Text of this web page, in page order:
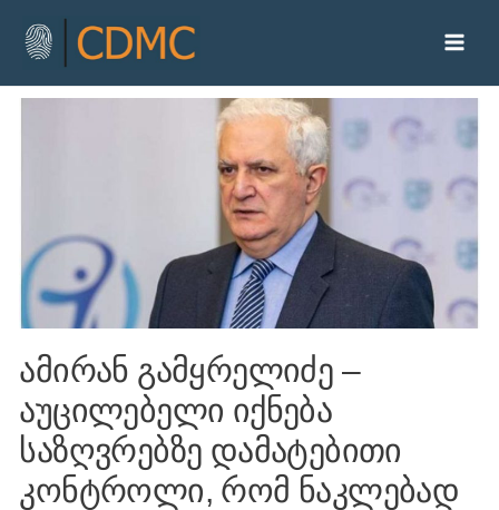
ამირან გამყრელიძე –
აუცილებელი იქნება
საზღვრებზე დამატებითი
კონტროლი, რომ ნაკლებად